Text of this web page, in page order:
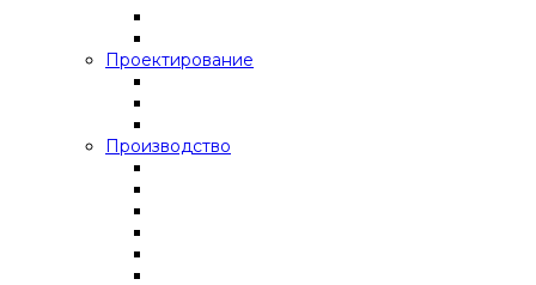
Проектирование
Производство